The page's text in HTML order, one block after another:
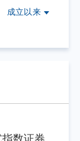
成立以来
数证券